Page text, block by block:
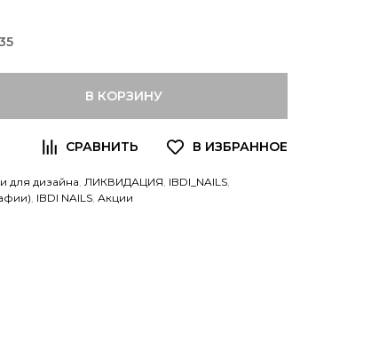
В КОРЗИНУ
для дизайна, ЛИКВИДАЦИЯ, IBDI_NAILS,
, IBDI NAILS, Акции